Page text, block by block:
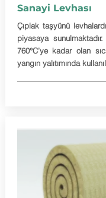
Sanayi Levhası
Çıplak taşyünü
piyasaya
760°C’ye kadar olan
yangın yalıtımında